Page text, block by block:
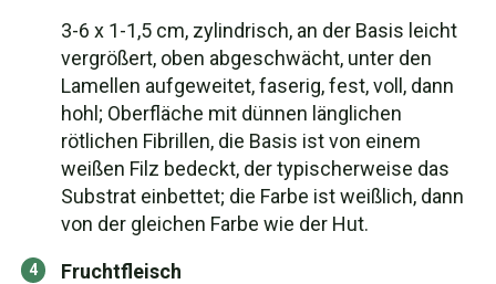
3-6 x 1-1,5 cm, zylindrisch, an der Basis leicht
vergrößert, oben abgeschwächt, unter den
Lamellen aufgeweitet, faserig, fest, voll, dann
hohl; Oberfläche mit dünnen länglichen
rötlichen Fibrillen, die Basis ist von einem
weißen Filz bedeckt, der typischerweise das
Substrat einbettet; die Farbe ist weißlich, dann
von der gleichen Farbe wie der Hut.
Fruchtfleisch